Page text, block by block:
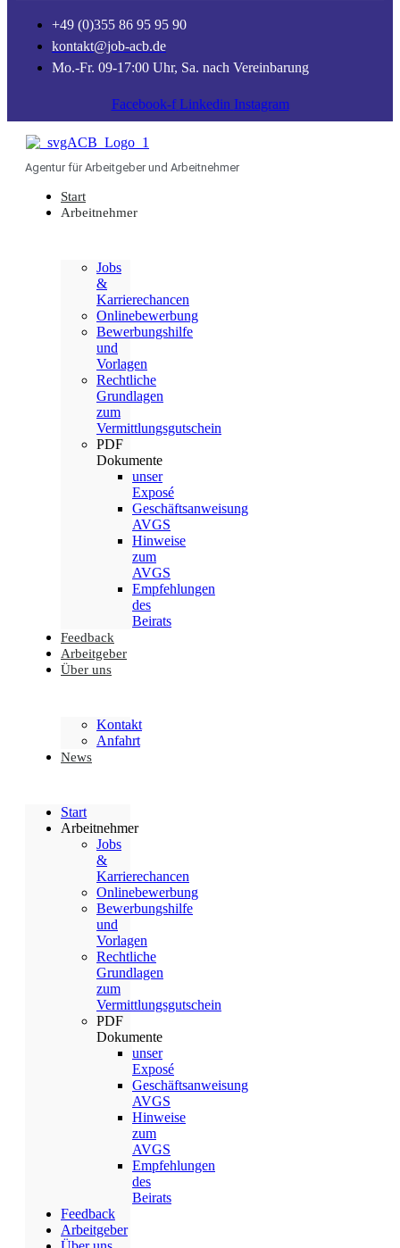
+49 (0)355 86 95 95 90
kontakt@job-acb.de
Mo.-Fr. 09-17:00 Uhr, Sa. nach Vereinbarung
Facebook-f Linkedin Instagram
Agentur für Arbeitgeber und Arbeitnehmer
Start
Arbeitnehmer
Jobs
&
Karrierechancen
Onlinebewerbung
Bewerbungshilfe
und
Vorlagen
Rechtliche
Grundlagen
zum
Vermittlungsgutschein
PDF
Dokumente
unser
Exposé
Geschäftsanweisung
AVGS
Hinweise
zum
AVGS
Empfehlungen
des
Beirats
Feedback
Arbeitgeber
Über uns
Kontakt
Anfahrt
News
Start
Arbeitnehmer
Jobs
&
Karrierechancen
Onlinebewerbung
Bewerbungshilfe
und
Vorlagen
Rechtliche
Grundlagen
zum
Vermittlungsgutschein
PDF
Dokumente
unser
Exposé
Geschäftsanweisung
AVGS
Hinweise
zum
AVGS
Empfehlungen
des
Beirats
Feedback
Arbeitgeber